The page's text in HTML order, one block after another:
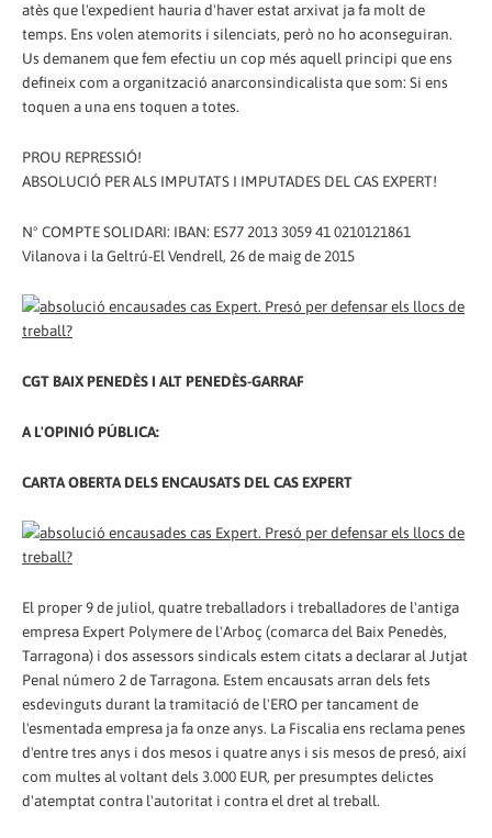
atès que l'expedient hauria d'haver estat arxivat ja fa molt de
temps. Ens volen atemorits i silenciats, però no ho aconseguiran.
Us demanem que fem efectiu un cop més aquell principi que ens
defineix com a organització anarconsindicalista que som: Si ens
toquen a una ens toquen a totes.
PROU REPRESSIÓ!
ABSOLUCIÓ PER ALS IMPUTATS I IMPUTADES DEL CAS EXPERT!
Nº COMPTE SOLIDARI: IBAN: ES77 2013 3059 41 0210121861
Vilanova i la Geltrú-El Vendrell, 26 de maig de 2015
CGT BAIX PENEDÈS I ALT PENEDÈS-GARRAF
A L'OPINIÓ PÚBLICA:
CARTA OBERTA DELS ENCAUSATS DEL CAS EXPERT
El proper 9 de juliol, quatre treballadors i treballadores de l'antiga
empresa Expert Polymere de l'Arboç (comarca del Baix Penedès,
Tarragona) i dos assessors sindicals estem citats a declarar al Jutjat
Penal número 2 de Tarragona. Estem encausats arran dels fets
esdevinguts durant la tramitació de l'ERO per tancament de
l'esmentada empresa ja fa onze anys. La Fiscalia ens reclama penes
d'entre tres anys i dos mesos i quatre anys i sis mesos de presó, així
com multes al voltant dels 3.000 EUR, per presumptes delictes
d'atemptat contra l'autoritat i contra el dret al treball.